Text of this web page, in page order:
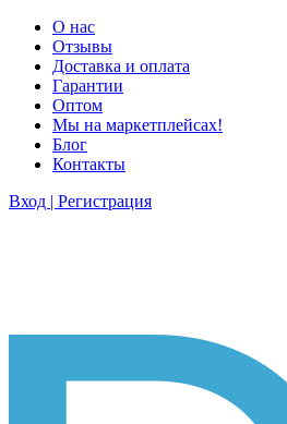
О нас
Отзывы
Доставка и оплата
Гарантии
Оптом
Мы на маркетплейсах!
Блог
Контакты
Вход | Регистрация